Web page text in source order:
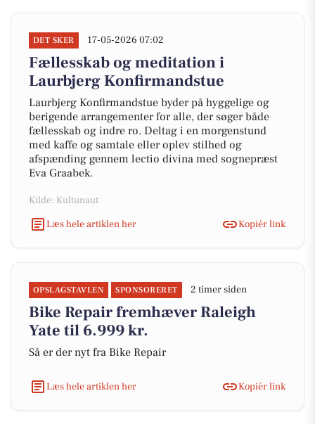
DET SKER 17-05-2026 07:02
Fællesskab og meditation i
Laurbjerg Konfirmandstue
Laurbjerg Konfirmandstue byder på hyggelige og
berigende arrangementer for alle, der søger både
fællesskab og indre ro. Deltag i en morgenstund
med kaffe og samtale eller oplev stilhed og
afspænding gennem lectio divina med sognepræst
Eva Graabek.
Kilde: Kultunaut
Læs hele artiklen her
Kopiér link
OPSLAGSTAVLEN SPONSORERET 2 timer siden
Bike Repair fremhæver Raleigh
Yate til 6.999 kr.
Så er der nyt fra Bike Repair
Læs hele artiklen her Kopiér link